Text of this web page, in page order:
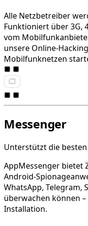
Alle Netzbetreiber
Funktioniert über 3G,
vom
unsere Online-
Mobilfunknetzen
Messenger
Unterstützt die
AppMessenger bietet
Android-
WhatsApp, Telegram,
überwachen können
Installation.